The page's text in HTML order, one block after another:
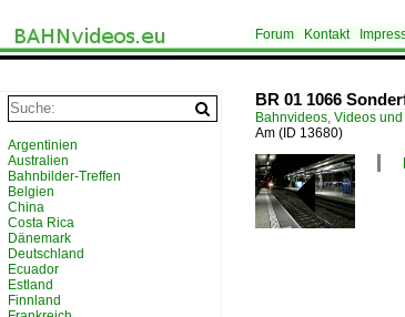
Forum Kontakt
BR 01 1066
Bahnvideos, Videos
Am (ID 13680)
Argentinien
Australien
Bahnbilder-Treffen
Belgien
China
Costa Rica
Dänemark
Deutschland
Ecuador
Estland
Finnland